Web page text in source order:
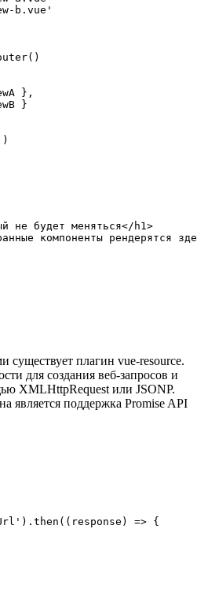
b.vue'
},
}
не будет меняться</h1>
компоненты рендерятся
существует плагин vue-resource.
для создания веб-запросов и
XMLHttpRequest или JSONP.
является поддержка Promise API
=> {